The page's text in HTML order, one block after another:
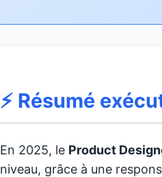
⚡ Résumé
En 2025, le Product
niveau, grâce à une